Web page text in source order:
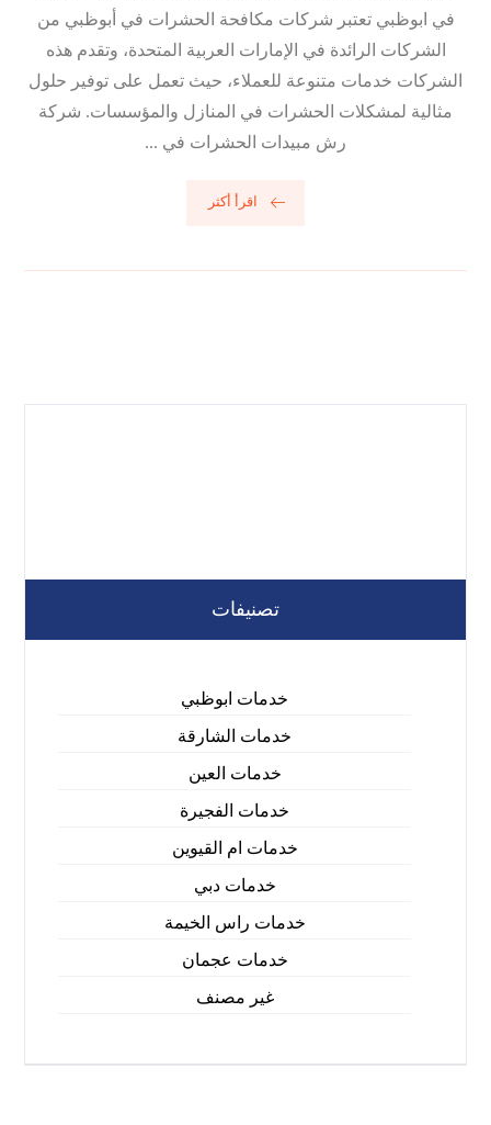
في ابوظبي تعتبر شركات مكافحة الحشرات في أبوظبي من
الشركات الرائدة في الإمارات العربية المتحدة، وتقدم هذه
الشركات خدمات متنوعة للعملاء، حيث تعمل على توفير حلول
مثالية لمشكلات الحشرات في المنازل والمؤسسات. شركة
رش مبيدات الحشرات في ...
اقرأ أكثر
تصنيفات
خدمات ابوظبي
خدمات الشارقة
خدمات العين
خدمات الفجيرة
خدمات ام القيوين
خدمات دبي
خدمات راس الخيمة
خدمات عجمان
غير مصنف